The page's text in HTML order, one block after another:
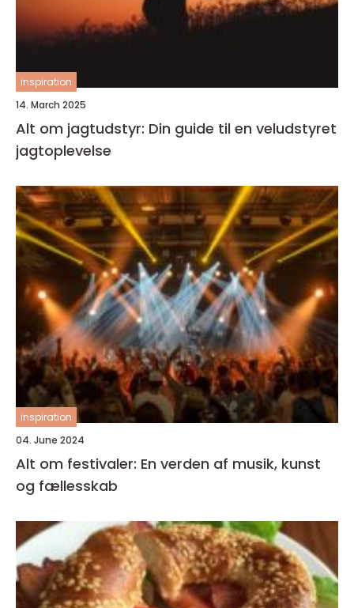
inspiration
14. March 2025
Alt om jagtudstyr: Din guide til en veludstyret
jagtoplevelse
inspiration
04. June 2024
Alt om festivaler: En verden af musik, kunst
og fællesskab